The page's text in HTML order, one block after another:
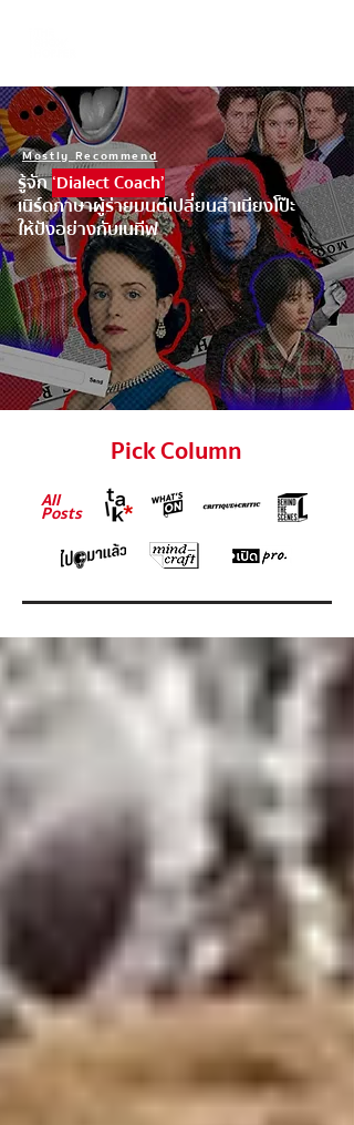
Mostly Recommend
รู้จัก‘Dialect Coach’
เนิร์ดภาษาผู้ร่ายมนต์เปลี่ยนสำเนียงโป๊ะ
ให้ปังอย่างกับเนทีฟ
Pick Column
All
Posts